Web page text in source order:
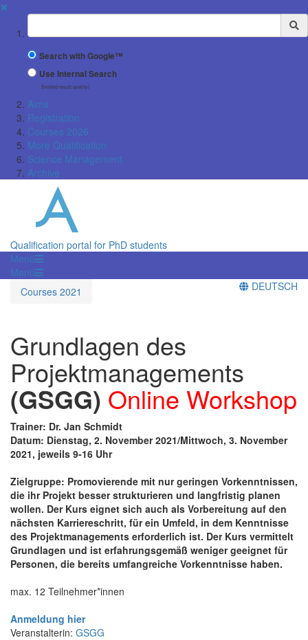
✖
Suchbegriff
Search with Google™
Use Internal Search
(limited result quality)
Aims
Registration
Courses 2026
More Qualification
Science Management
Archive
Qualification portal for PhD students
Menü
Menü
Courses 2021
DEUTSCH
Grundlagen des
Projektmanagements
(GSGG) Online Workshop
Trainer: Dr. Jan Schmidt
Datum: Dienstag, 2. November 2021/Mittwoch, 3. November
2021, jeweils 9-16 Uhr
Zielgruppe: Promovierende mit nur geringen Vorkenntnissen,
die ihr Projekt besser strukturieren und langfristig planen
wollen. Der Kurs eignet sich auch als Vorbereitung auf den
nächsten Karriereschritt, für ein Umfeld, in dem Kenntnisse
des Projektmanagements erforderlich ist. Der Kurs vermittelt
Grundlagen und ist erfahrungsgemäß weniger geeignet für
Personen, die bereits umfangreiche Vorkenntnisse haben.
max. 12 Teilnehmer*innen
Anmeldung hier
Veranstalterin: GSGG